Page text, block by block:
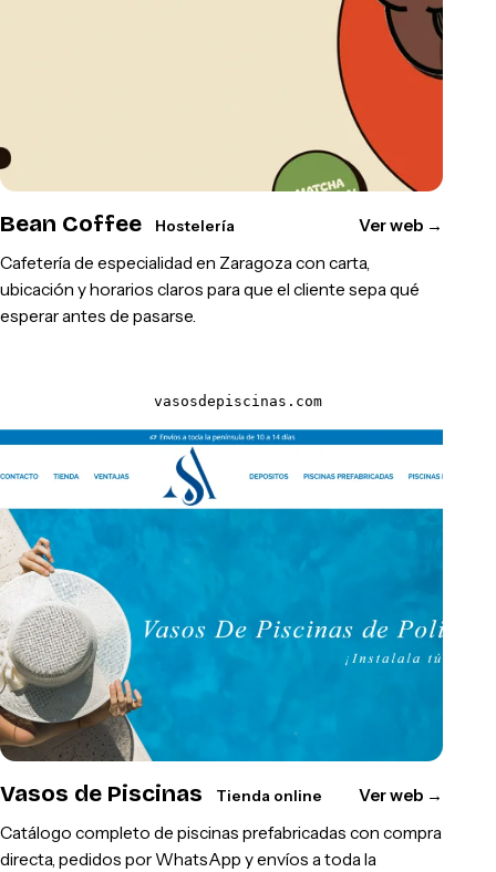
Bean Coffee Hostelería Ver web →
Cafetería de especialidad en Zaragoza con carta,
ubicación y horarios claros para que el cliente sepa qué
esperar antes de pasarse.
vasosdepiscinas.com
Vasos de Piscinas Tienda online Ver web →
Catálogo completo de piscinas prefabricadas con compra
directa, pedidos por WhatsApp y envíos a toda la